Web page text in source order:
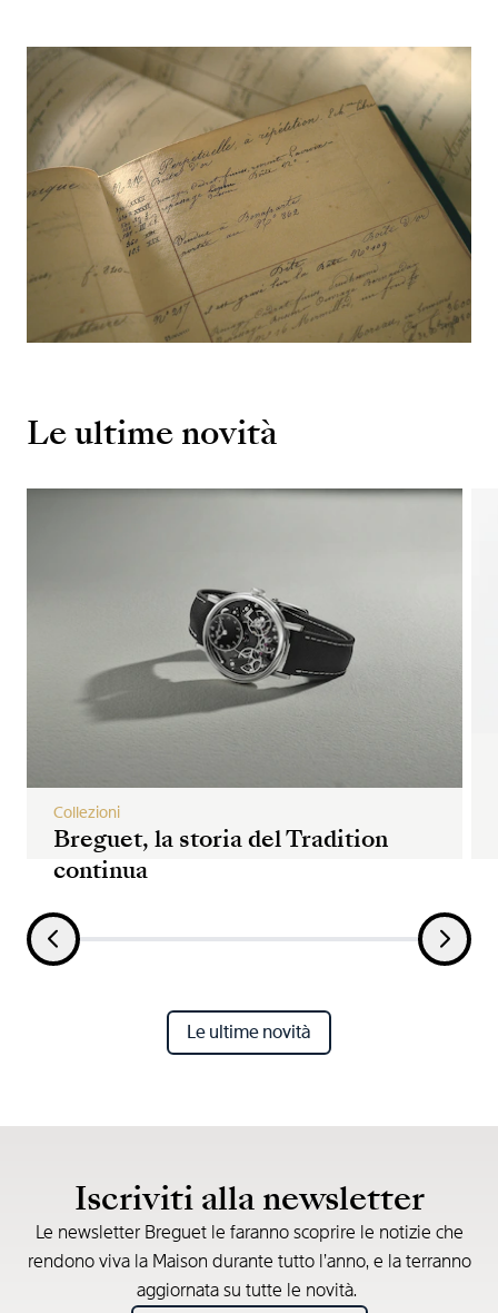
Le ultime novità
Breguet, la storia del Tradition
continua
Collezioni
Le ultime novità
Iscriviti alla newsletter
Le newsletter Breguet le faranno scoprire le notizie che
rendono viva la Maison durante tutto l’anno, e la terranno
aggiornata su tutte le novità.